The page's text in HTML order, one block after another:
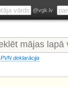
@vgk.lv
PVN deklarācija